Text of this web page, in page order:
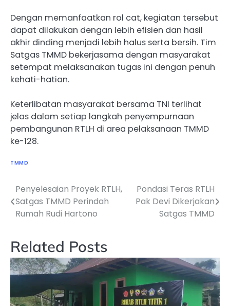
Dengan memanfaatkan rol cat, kegiatan tersebut
dapat dilakukan dengan lebih efisien dan hasil
akhir dinding menjadi lebih halus serta bersih. Tim
Satgas TMMD bekerjasama dengan masyarakat
setempat melaksanakan tugas ini dengan penuh
kehati-hatian.
Keterlibatan masyarakat bersama TNI terlihat
jelas dalam setiap langkah penyempurnaan
pembangunan RTLH di area pelaksanaan TMMD
ke-128.
TMMD
Navigasi
pos
Penyelesaian Proyek RTLH,
Satgas TMMD Perindah
Rumah Rudi Hartono
Pondasi Teras RTLH
Pak Devi Dikerjakan
Satgas TMMD
Related Posts